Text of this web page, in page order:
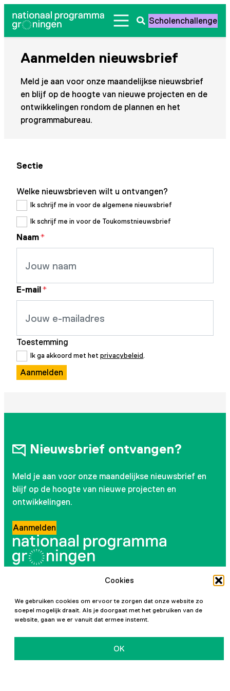
Cookies
We gebruiken cookies om ervoor te zorgen dat onze website zo
soepel mogelijk draait. Als je doorgaat met het gebruiken van de
website, gaan we er vanuit dat ermee instemt.
OK
naar
de
Zoeken
openen
Scholenchallenge
Aanmelden nieuwsbrief
Meld je aan voor onze maandelijkse nieuwsbrief
en blijf op de hoogte van nieuwe projecten en de
ontwikkelingen rondom de plannen en het
programmabureau.
Sectie
Welke nieuwsbrieven wilt u ontvangen?
Ik schrijf me in voor de algemene nieuwsbrief
Ik schrijf me in voor de Toukomstnieuwsbrief
Naam*
E-mail*
Toestemming
Ik ga akkoord met hetprivacybeleid.
Aanmelden
InstagramLinkedIn YouTube Facebook
Nieuwsbrief ontvangen?
Meld je aan voor onze maandelijkse nieuwsbrief en
blijf op de hoogte van nieuwe projecten en
ontwikkelingen.
Aanmelden